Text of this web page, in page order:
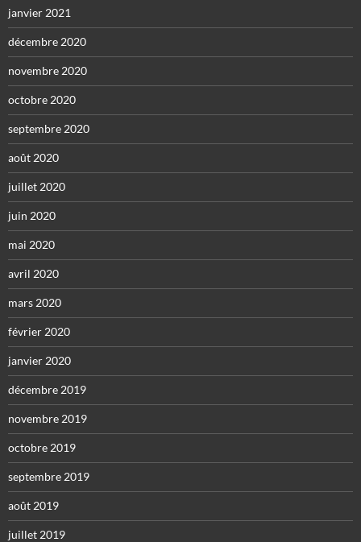
janvier 2021
décembre 2020
novembre 2020
octobre 2020
septembre 2020
août 2020
juillet 2020
juin 2020
mai 2020
avril 2020
mars 2020
février 2020
janvier 2020
décembre 2019
novembre 2019
octobre 2019
septembre 2019
août 2019
juillet 2019